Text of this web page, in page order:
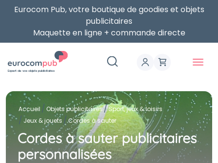
Eurocom Pub, votre boutique de goodies et objets
publicitaires
Maquette en ligne + commande directe
Expert de vos objets publicitaires
Accueil Objets publicitaires
Sport, jeux & loisirs
Jeux & jouets
Cordes à sauter
Cordes à sauter publicitaires
personnalisées